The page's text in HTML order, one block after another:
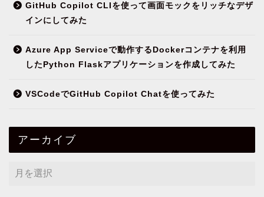
GitHub Copilot CLIを使って画面モックをリッチなデザ
インにしてみた
Azure App Serviceで動作するDockerコンテナを利用
したPython Flaskアプリケーションを作成してみた
VSCodeでGitHub Copilot Chatを使ってみた
アーカイブ